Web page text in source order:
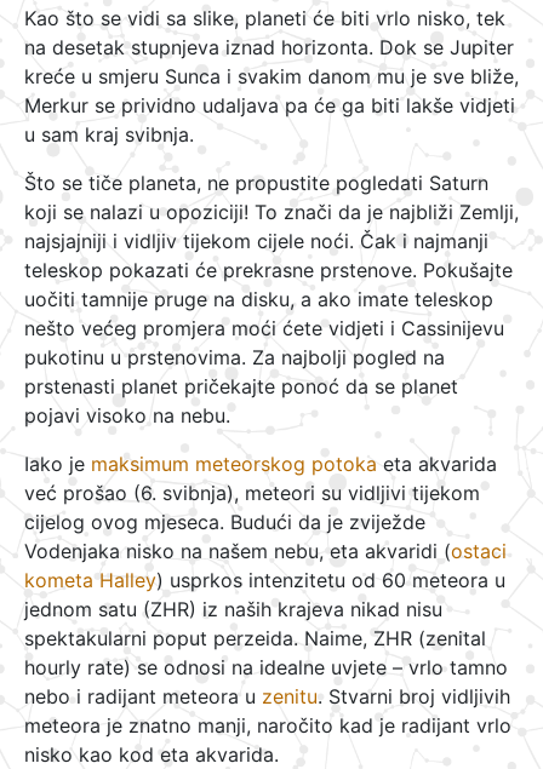
Kao što se vidi sa slike, planeti će biti vrlo nisko, tek
na desetak stupnjeva iznad horizonta. Dok se Jupiter
kreće u smjeru Sunca i svakim danom mu je sve bliže,
Merkur se prividno udaljava pa će ga biti lakše vidjeti
u sam kraj svibnja.
Što se tiče planeta, ne propustite pogledati Saturn
koji se nalazi u opoziciji! To znači da je najbliži Zemlji,
najsjajniji i vidljiv tijekom cijele noći. Čak i najmanji
teleskop pokazati će prekrasne prstenove. Pokušajte
uočiti tamnije pruge na disku, a ako imate teleskop
nešto većeg promjera moći ćete vidjeti i Cassinijevu
pukotinu u prstenovima. Za najbolji pogled na
prstenasti planet pričekajte ponoć da se planet
pojavi visoko na nebu.
Iako je maksimum meteorskog potoka eta akvarida
već prošao (6. svibnja), meteori su vidljivi tijekom
cijelog ovog mjeseca. Budući da je zviježde
Vodenjaka nisko na našem nebu, eta akvaridi (ostaci
kometa Halley) usprkos intenzitetu od 60 meteora u
jednom satu (ZHR) iz naših krajeva nikad nisu
spektakularni poput perzeida. Naime, ZHR (zenital
hourly rate) se odnosi na idealne uvjete – vrlo tamno
nebo i radijant meteora u zenitu. Stvarni broj vidljivih
meteora je znatno manji, naročito kad je radijant vrlo
nisko kao kod eta akvarida.